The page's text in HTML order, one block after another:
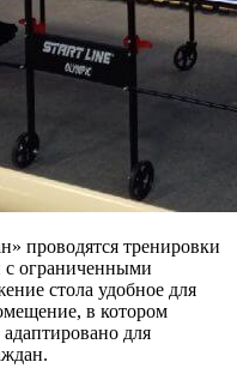
проводятся тренировки
с ограниченными
стола удобное для
в котором
для